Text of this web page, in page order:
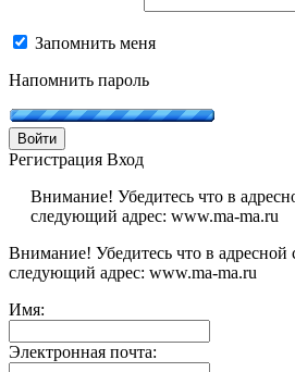
Запомнить меня
Напомнить пароль
Войти
Регистрация Вход
Внимание! Убедитесь что в
следующий адрес: www.ma-ma.ru
Внимание! Убедитесь что в адресной
следующий адрес: www.ma-ma.ru
Имя:
Электронная почта: